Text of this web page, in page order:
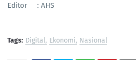
Editor : AHS
Tags: Digital Ekonomi Nasional